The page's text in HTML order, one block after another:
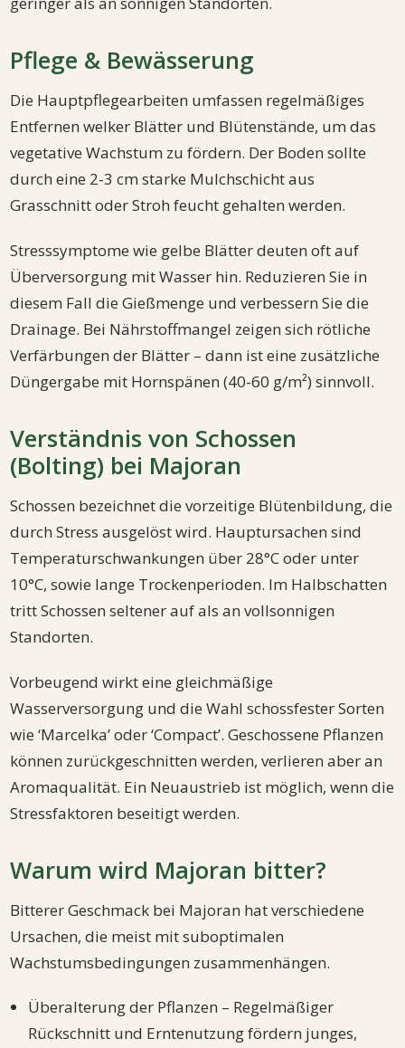
Pflege & Bewässerung
Die Hauptpflegearbeiten umfassen regelmäßiges
Entfernen welker Blätter und Blütenstände, um das
vegetative Wachstum zu fördern. Der Boden sollte
durch eine 2-3 cm starke Mulchschicht aus
Grasschnitt oder Stroh feucht gehalten werden.
Stresssymptome wie gelbe Blätter deuten oft auf
Überversorgung mit Wasser hin. Reduzieren Sie in
diesem Fall die Gießmenge und verbessern Sie die
Drainage. Bei Nährstoffmangel zeigen sich rötliche
Verfärbungen der Blätter – dann ist eine zusätzliche
Düngergabe mit Hornspänen (40-60 g/m²) sinnvoll.
Verständnis von Schossen
(Bolting) bei Majoran
Schossen bezeichnet die vorzeitige Blütenbildung, die
durch Stress ausgelöst wird. Hauptursachen sind
Temperaturschwankungen über 28°C oder unter
10°C, sowie lange Trockenperioden. Im Halbschatten
tritt Schossen seltener auf als an vollsonnigen
Standorten.
Vorbeugend wirkt eine gleichmäßige
Wasserversorgung und die Wahl schossfester Sorten
wie ‘Marcelka’ oder ‘Compact’. Geschossene Pflanzen
können zurückgeschnitten werden, verlieren aber an
Aromaqualität. Ein Neuaustrieb ist möglich, wenn die
Stressfaktoren beseitigt werden.
Warum wird Majoran bitter?
Bitterer Geschmack bei Majoran hat verschiedene
Ursachen, die meist mit suboptimalen
Wachstumsbedingungen zusammenhängen.
Überalterung der Pflanzen – Regelmäßiger
Rückschnitt und Erntenutzung fördern junges,